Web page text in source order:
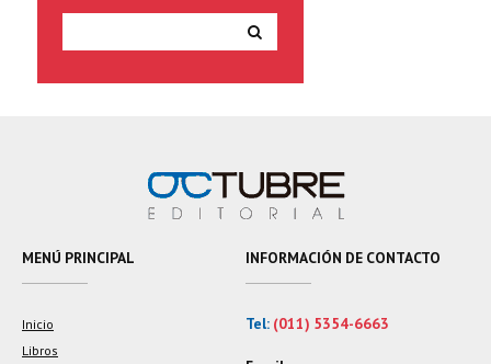
MENÚ PRINCIPAL
Inicio
Libros
INFORMACIÓN DE CONTACTO
Tel: (011) 5354-6663